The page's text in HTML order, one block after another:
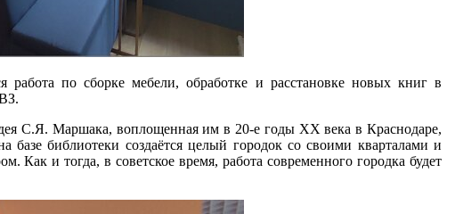
по сборке мебели, обработке и расстановке новых книг в
С.Я. Маршака, воплощенная им в 20-е годы XX века в Краснодаре,
базе библиотеки создаётся целый городок со своими кварталами и
и тогда, в советское время, работа современного городка будет